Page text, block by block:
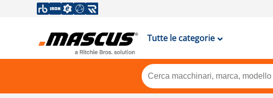
Tutte le categorie